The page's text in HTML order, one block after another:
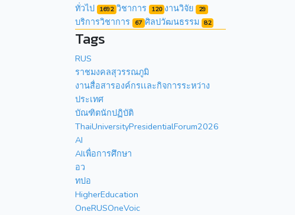
ทั่วไป 1692 วิชาการ 120 งานวิจัย 29
บริการวิชาการ 67 ศิลปวัฒนธรรม 82
Tags
RUS
ราชมงคลสุวรรณภูมิ
งานสื่อสารองค์กรเเละกิจการระหว่าง
ประเทศ
บัณฑิตนักปฏิบัติ
ThaiUniversityPresidentialForum2026
AI
AIเพื่อการศึกษา
อว
ทปอ
HigherEducation
OneRUSOneVoic